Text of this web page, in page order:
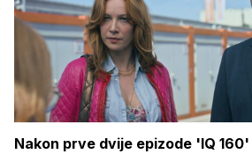
Nakon prve dvije epizode 'IQ